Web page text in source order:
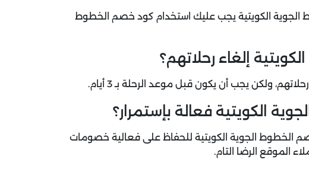
الكويتية يجب عليك استخدام كود خصم الخطوط
إلغاء رحلاتهم؟
ولكن يجب أن يكون قبل موعد الرحلة بـ 3 أيام.
الكويتية فعالة بإستمرار؟
الخطوط الجوية الكويتية للحفاظ على فعالية خصومات
الموقع الرضا التام.